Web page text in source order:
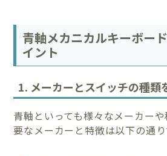
青軸メカニカルキーボー
イント
1. メーカーとスイッチの種類
青軸といっても様々なメーカー
要なメーカーと特徴は以下の通り